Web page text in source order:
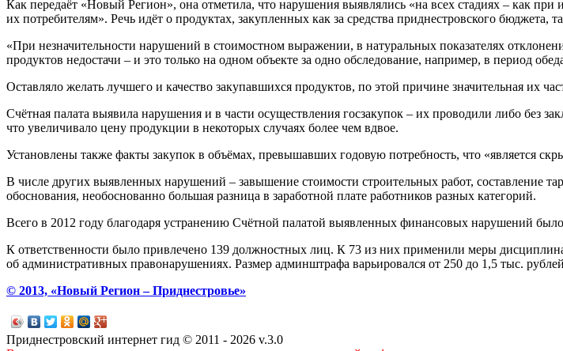
Как передаёт «Новый Регион», она отметила, что нарушения выявлялись «на всех стадиях – как
их потребителям». Речь идёт о продуктах, закупленных как за средства приднестровского бюджета,
«При незначительности нарушений в стоимостном выражении, в натуральных показателях
продуктов недостачи – и это только на одном объекте за одно обследование, например, в период
Оставляло желать лучшего и качество закупавшихся продуктов, по этой причине значительная их
Счётная палата выявила нарушения и в части осуществления госзакупок – их проводили либо без
что увеличивало цену продукции в некоторых случаях более чем вдвое.
Установлены также факты закупок в объёмах, превышавших годовую потребность, что «является
В числе других выявленных нарушений – завышение стоимости строительных работ, составление
обоснования, необоснованно большая разница в заработной плате работников разных категорий.
Всего в 2012 году благодаря устранению Счётной палатой выявленных финансовых нарушений
К ответственности было привлечено 139 должностных лиц. К 73 из них применили меры
об административных правонарушениях. Размер админштрафа варьировался от 250 до 1,5 тыс.
© 2013, «Новый Регион – Приднестровье»
Приднестровский интернет гид © 2011 - 2026 v.3.0